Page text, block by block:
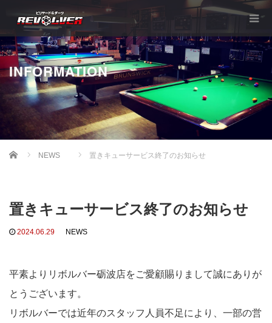
INFORMATION
Home NEWS 置きキューサービス終了のお知らせ
置きキューサービス終了のお知らせ
2024.06.29 NEWS
平素よりリボルバー砺波店をご愛顧賜りまして誠にありが
とうございます。
リボルバーでは近年のスタッフ人員不足により、一部の営